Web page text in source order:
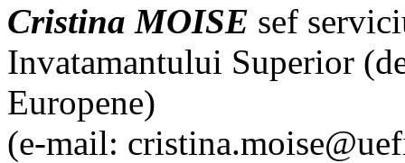
Cristina MOISE sef
Invatamantului Superior
Europene)
(e-mail: